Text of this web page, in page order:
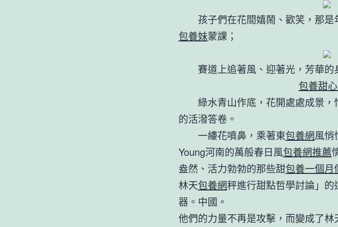
孩子們在花間嬉鬧、歡笑，那是
包養妹蒙課；
賽道上追著風、迎著光，芳華的
包養甜
綠水青山作底，花開處處成景，
的活潑答卷。
一縷花噴鼻，乘著東包養網風悄
Young河南的萬般春日風包養網推薦
盎然、活力勃勃的那些甜包養一個月
林天包養網秤進行甜點哲學討論」的
器。中國。
他們的力量不再是攻擊，而變成了